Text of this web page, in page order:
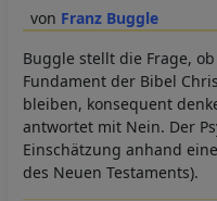
Franz Buggle
Buggle stellt die Frage,
Fundament der Bibel
bleiben, konsequent
antwortet mit Nein. Der
Einschätzung anhand
des Neuen Testaments).